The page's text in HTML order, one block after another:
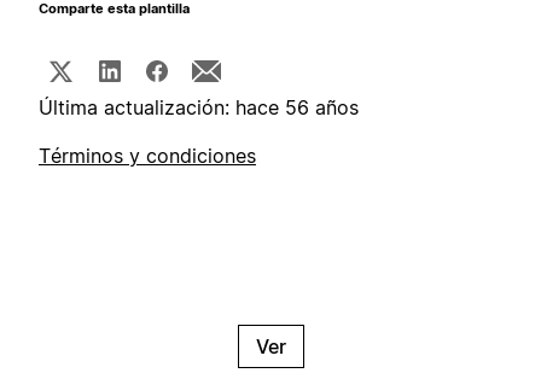
Comparte esta plantilla
Última actualización: hace 56 años
Términos y condiciones
Ver